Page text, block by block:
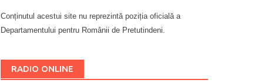
Conținutul acestui site nu reprezintă poziția oficială a
Departamentului pentru Românii de Pretutindeni.
RADIO ONLINE